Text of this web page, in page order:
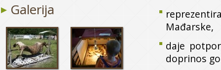
Galerija
Mađarske,
daje
doprinos